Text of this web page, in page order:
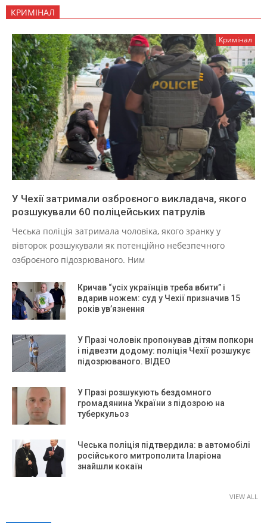
КРИМІНАЛ
Кримінал
У Чехії затримали озброєного викладача, якого
розшукували 60 поліцейських патрулів
Чеська поліція затримала чоловіка, якого зранку у
вівторок розшукували як потенційно небезпечного
озброєного підозрюваного. Ним
Кричав “усіх українців треба вбити” і
вдарив ножем: суд у Чехії призначив 15
років ув’язнення
У Празі чоловік пропонував дітям попкорн
і підвезти додому: поліція Чехії розшукує
підозрюваного. ВІДЕО
У Празі розшукують бездомного
громадянина України з підозрою на
туберкульоз
Чеська поліція підтвердила: в автомобілі
російського митрополита Іларіона
знайшли кокаїн
VIEW ALL